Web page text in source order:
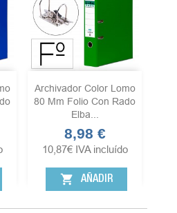
Archivador Color Lomo
80 Mm Folio Con Rado
Elba...
Precio
8,98 €
10,87€ IVA incluído
shopping_cart AÑADIR